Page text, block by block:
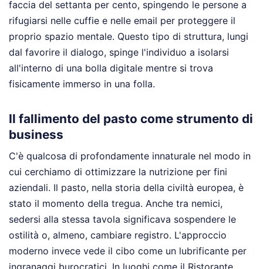
faccia del settanta per cento, spingendo le persone a
rifugiarsi nelle cuffie e nelle email per proteggere il
proprio spazio mentale. Questo tipo di struttura, lungi
dal favorire il dialogo, spinge l'individuo a isolarsi
all'interno di una bolla digitale mentre si trova
fisicamente immerso in una folla.
Il fallimento del pasto come strumento di
business
C'è qualcosa di profondamente innaturale nel modo in
cui cerchiamo di ottimizzare la nutrizione per fini
aziendali. Il pasto, nella storia della civiltà europea, è
stato il momento della tregua. Anche tra nemici,
sedersi alla stessa tavola significava sospendere le
ostilità o, almeno, cambiare registro. L'approccio
moderno invece vede il cibo come un lubrificante per
ingranaggi burocratici. In luoghi come il Ristorante